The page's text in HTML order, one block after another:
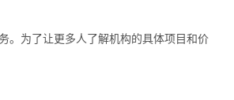
。为了让更多人了解机构的具体项目和价